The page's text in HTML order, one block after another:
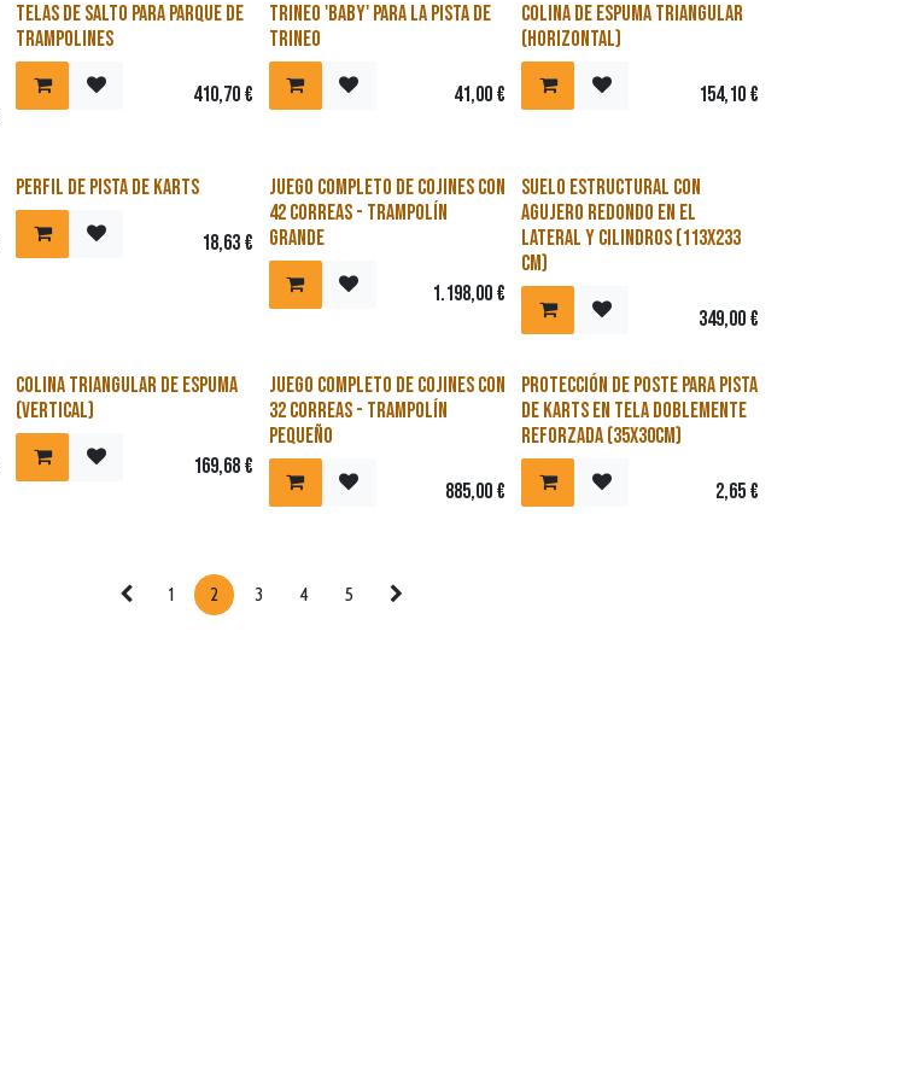
Telas de salto para parque de
trampolines
410,70€
Trineo 'Baby' para la pista de
trineo
41,00€
Colina de espuma triangular
(horizontal)
154,10€
Perfil de pista de karts
18,63€
Juego completo de cojines con
42 correas - trampolín
grande
1.198,00€
Suelo estructural con
agujero redondo en el
lateral y cilindros (113x233
cm)
349,00€
Colina triangular de espuma
(vertical)
169,68€
Juego completo de cojines con
32 correas - trampolín
pequeño
885,00€
Protección de poste para pista
de karts en tela doblemente
reforzada (35x30cm)
2,65€
1 2 3 4 5